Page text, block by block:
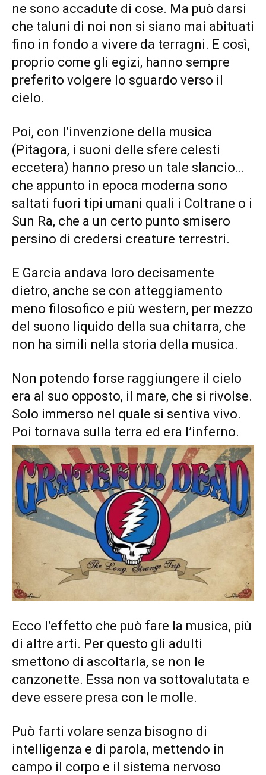
ne sono accadute di cose. Ma può darsi
che taluni di noi non si siano mai abituati
fino in fondo a vivere da terragni. E così,
proprio come gli egizi, hanno sempre
preferito volgere lo sguardo verso il
cielo.
Poi, con l’invenzione della musica
(Pitagora, i suoni delle sfere celesti
eccetera) hanno preso un tale slancio…
che appunto in epoca moderna sono
saltati fuori tipi umani quali i Coltrane o i
Sun Ra, che a un certo punto smisero
persino di credersi creature terrestri.
E Garcia andava loro decisamente
dietro, anche se con atteggiamento
meno filosofico e più western, per mezzo
del suono liquido della sua chitarra, che
non ha simili nella storia della musica.
Non potendo forse raggiungere il cielo
era al suo opposto, il mare, che si rivolse.
Solo immerso nel quale si sentiva vivo.
Poi tornava sulla terra ed era l’inferno.
Ecco l’effetto che può fare la musica, più
di altre arti. Per questo gli adulti
smettono di ascoltarla, se non le
canzonette. Essa non va sottovalutata e
deve essere presa con le molle.
Può farti volare senza bisogno di
intelligenza e di parola, mettendo in
campo il corpo e il sistema nervoso